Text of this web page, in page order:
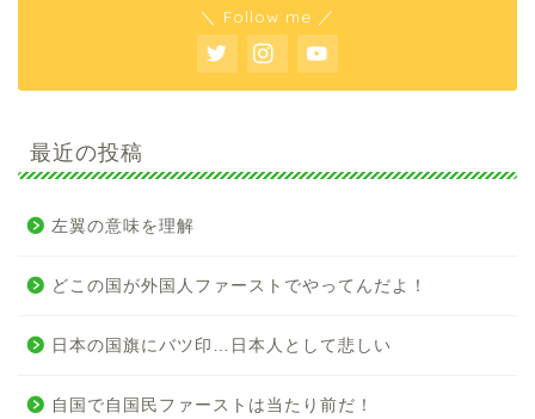
＼ Follow me ／
最近の投稿
左翼の意味を理解
どこの国が外国人ファーストでやってんだよ！
日本の国旗にバツ印…日本人として悲しい
自国で自国民ファーストは当たり前だ！